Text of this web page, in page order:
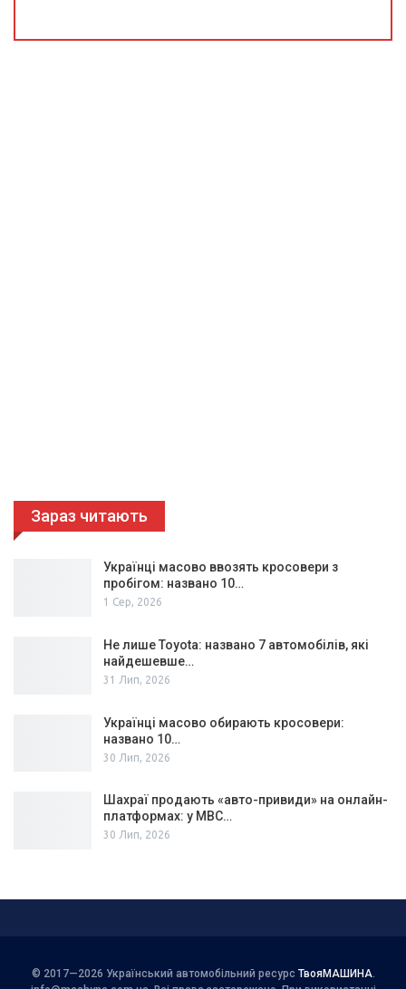
Зараз читають
Українці масово ввозять кросовери з
пробігом: названо 10…
1 Сер, 2026
Не лише Toyota: названо 7 автомобілів, які
найдешевше…
31 Лип, 2026
Українці масово обирають кросовери:
названо 10…
30 Лип, 2026
Шахраї продають «авто-привиди» на онлайн-
платформах: у МВС…
30 Лип, 2026
© 2017—2026 Український автомобільний ресурс ТвояМАШИНА.